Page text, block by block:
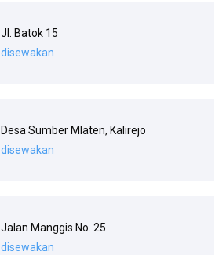
Jl. Batok 15
disewakan
Desa Sumber Mlaten, Kalirejo
disewakan
Jalan Manggis No. 25
disewakan